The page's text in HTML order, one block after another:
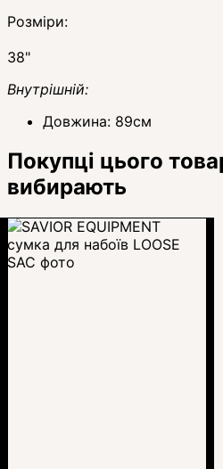
Розміри:
38"
Внутрішній:
Довжина: 89см
Покупці цього
вибирають